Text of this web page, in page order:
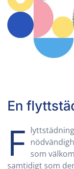
En
F som
samtidigt som